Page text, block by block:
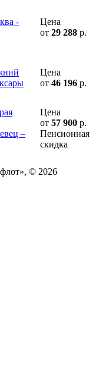
-
Цена
от 29 288 р.
Цена
от 46 196 р.
–
Цена
от 57 900 р.
Пенсионная
скидка
© 2026